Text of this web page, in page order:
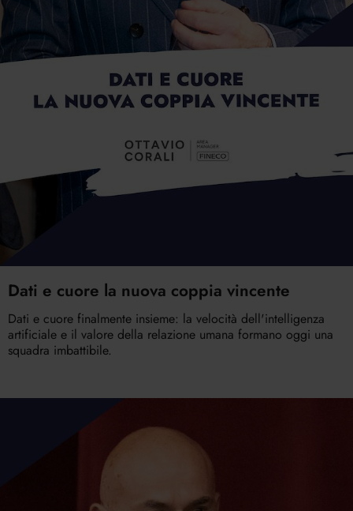
Dati e cuore la nuova coppia vincente
Dati e cuore finalmente insieme: la velocità dell'intelligenza
artificiale e il valore della relazione umana formano oggi una
squadra imbattibile.